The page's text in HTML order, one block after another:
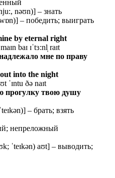
nəʊn)] – знать
– победить; выиграть
by eternal right
baɪ ɪˈtɜ:nl̩ raɪt
мне по праву
into the night
ˈɪntu ðə naɪt
прогулку твою душу
– брать; взять
непреложный
ˈteɪkən) aʊt] – выводить;